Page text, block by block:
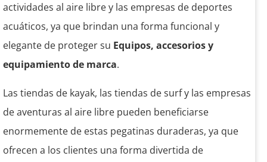
actividades al aire libre y las empresas de deportes
acuáticos, ya que brindan una forma funcional y
elegante de proteger su Equipos, accesorios y
equipamiento de marca.
Las tiendas de kayak, las tiendas de surf y las empresas
de aventuras al aire libre pueden beneficiarse
enormemente de estas pegatinas duraderas, ya que
ofrecen a los clientes una forma divertida de